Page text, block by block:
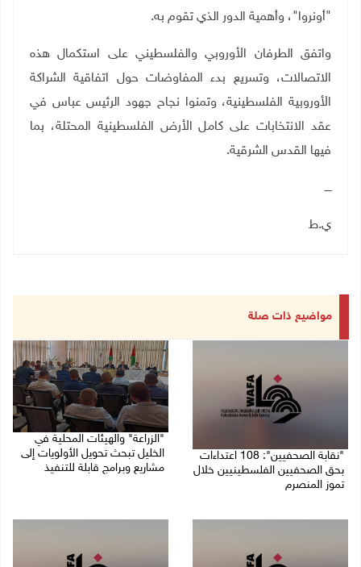
"أونروا"، وأهمية الدور الذي تقوم به.
واتفق الطرفان الأوروبي والفلسطيني على استكمال هذه
الاتصالات، وتسريع بدء المفاوضات حول اتفاقية الشراكة
الأوروبية الفلسطينية، وتمنوا نجاح جهود الرئيس عباس في
عقد الانتخابات على كامل الأرض الفلسطينية المحتلة، بما
فيها القدس الشرقية.
ــــ
ي.ط
مواضيع ذات صلة
"نقابة الصحفيين": 108 اعتداءات
بحق الصحفيين الفلسطينيين خلال
تموز المنصرم
"الزراعة" والهيئات المحلية في
الخليل تبحث تحويل الأولويات إلى
مشاريع وبرامج قابلة للتنفيذ